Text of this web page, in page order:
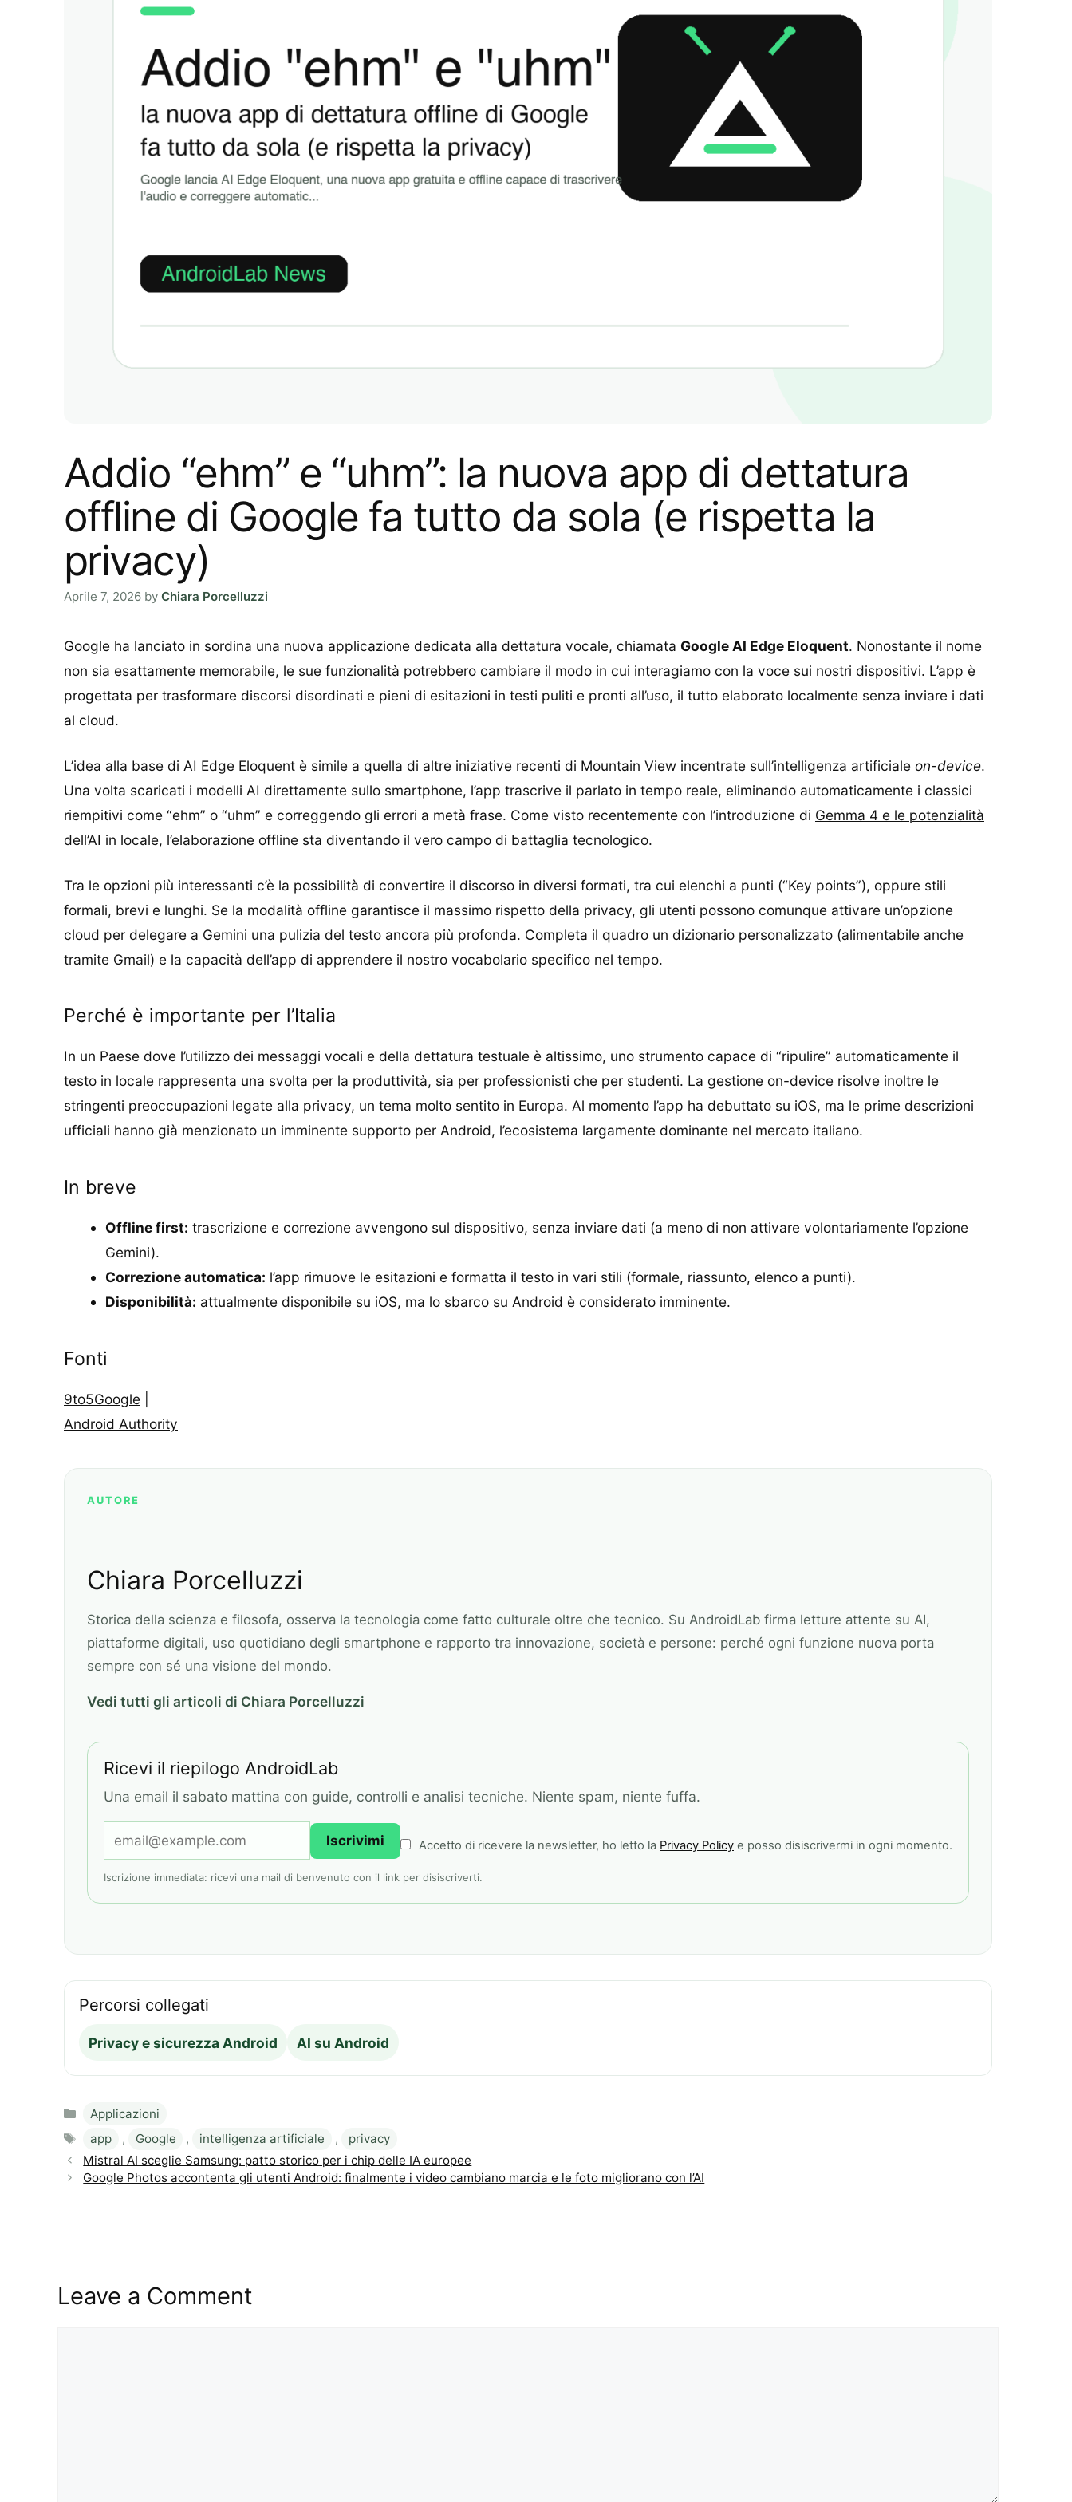
Addio “ehm” e “uhm”: la nuova app di dettatura
offline di Google fa tutto da sola (e rispetta la
privacy)
Aprile 7, 2026 by Chiara Porcelluzzi
Google ha lanciato in sordina una nuova applicazione dedicata alla dettatura vocale, chiamata Google AI Edge Eloquent. Nonostante il nome
non sia esattamente memorabile, le sue funzionalità potrebbero cambiare il modo in cui interagiamo con la voce sui nostri dispositivi. L’app è
progettata per trasformare discorsi disordinati e pieni di esitazioni in testi puliti e pronti all’uso, il tutto elaborato localmente senza inviare i dati
al cloud.
L’idea alla base di AI Edge Eloquent è simile a quella di altre iniziative recenti di Mountain View incentrate sull’intelligenza artificiale on-device.
Una volta scaricati i modelli AI direttamente sullo smartphone, l’app trascrive il parlato in tempo reale, eliminando automaticamente i classici
riempitivi come “ehm” o “uhm” e correggendo gli errori a metà frase. Come visto recentemente con l’introduzione di Gemma 4 e le potenzialità
dell’AI in locale, l’elaborazione offline sta diventando il vero campo di battaglia tecnologico.
Tra le opzioni più interessanti c’è la possibilità di convertire il discorso in diversi formati, tra cui elenchi a punti (“Key points”), oppure stili
formali, brevi e lunghi. Se la modalità offline garantisce il massimo rispetto della privacy, gli utenti possono comunque attivare un’opzione
cloud per delegare a Gemini una pulizia del testo ancora più profonda. Completa il quadro un dizionario personalizzato (alimentabile anche
tramite Gmail) e la capacità dell’app di apprendere il nostro vocabolario specifico nel tempo.
Perché è importante per l’Italia
In un Paese dove l’utilizzo dei messaggi vocali e della dettatura testuale è altissimo, uno strumento capace di “ripulire” automaticamente il
testo in locale rappresenta una svolta per la produttività, sia per professionisti che per studenti. La gestione on-device risolve inoltre le
stringenti preoccupazioni legate alla privacy, un tema molto sentito in Europa. Al momento l’app ha debuttato su iOS, ma le prime descrizioni
ufficiali hanno già menzionato un imminente supporto per Android, l’ecosistema largamente dominante nel mercato italiano.
In breve
Offline first: trascrizione e correzione avvengono sul dispositivo, senza inviare dati (a meno di non attivare volontariamente l’opzione
Gemini).
Correzione automatica: l’app rimuove le esitazioni e formatta il testo in vari stili (formale, riassunto, elenco a punti).
Disponibilità: attualmente disponibile su iOS, ma lo sbarco su Android è considerato imminente.
Fonti
9to5Google
Android Authority
AUTORE
Chiara Porcelluzzi
Storica della scienza e filosofa, osserva la tecnologia come fatto culturale oltre che tecnico. Su AndroidLab firma letture attente su AI,
piattaforme digitali, uso quotidiano degli smartphone e rapporto tra innovazione, società e persone: perché ogni funzione nuova porta
sempre con sé una visione del mondo.
Vedi tutti gli articoli di Chiara Porcelluzzi
Ricevi il riepilogo AndroidLab
Una email il sabato mattina con guide, controlli e analisi tecniche. Niente spam, niente fuffa.
Iscrivimi Accetto di ricevere la newsletter, ho letto la Privacy Policy e posso disiscrivermi in ogni momento.
Iscrizione immediata: ricevi una mail di benvenuto con il link per disiscriverti.
Percorsi collegati
Privacy e sicurezza Android AI su Android
Categories
Applicazioni
Tags
app , Google , intelligenza artificiale ,
privacy
Mistral AI sceglie Samsung: patto storico per i chip delle IA europee
Google Photos accontenta gli utenti Android: finalmente i video cambiano marcia e le foto migliorano con l’AI
Leave a Comment